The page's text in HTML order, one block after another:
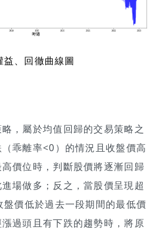
益、回徹曲線圖
，屬於均值回歸的交易策略之
乖離率<0）的情況且收盤價高
價位時，判斷股價將逐漸回歸
場做多；反之，當股價呈現超
價低於過去一段期間的最低價
過頭且有下跌的趨勢時，將原